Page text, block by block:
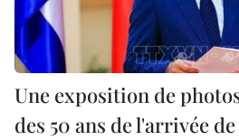
Une exposition de
des 50 ans de l'arrivée